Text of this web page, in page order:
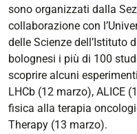
sono organizzati dalla
collaborazione con
delle Scienze dell’Istituto
bolognesi i più di 100
scoprire alcuni
LHCb (12 marzo), ALICE
fisica alla terapia
Therapy (13 marzo).